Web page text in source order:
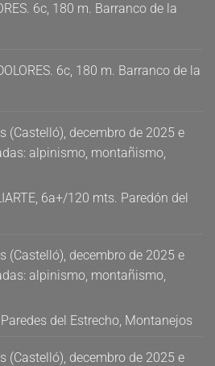
6c, 180 m. Barranco de la
6c, 180 m. Barranco de la
(Castelló), decembro de 2025 e
alpinismo, montañismo,
6a+/120 mts. Paredón del
(Castelló), decembro de 2025 e
alpinismo, montañismo,
del Estrecho, Montanejos
(Castelló), decembro de 2025 e